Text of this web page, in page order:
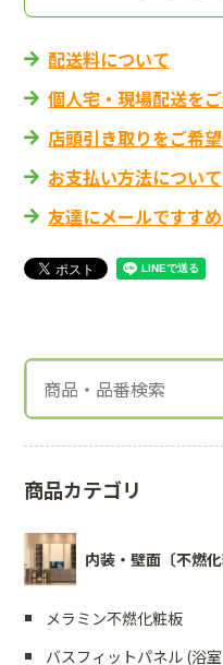
配送料について
個人宅・現場配送を
店頭引き取りをご希
お支払い方法について
友達にメールですす
商品カテゴリ
内装・壁面〔不燃
メラミン不燃化粧板
バスフィットパネル (浴